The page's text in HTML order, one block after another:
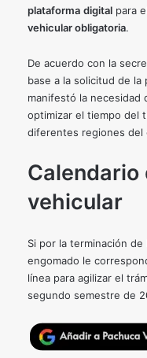
plataforma digital para
vehicular obligatoria.
De acuerdo con la
base a la solicitud de la
manifestó la necesidad
optimizar el tiempo del
diferentes regiones del
vehicular
Si por la terminación
engomado le
línea para agilizar el
segundo semestre de